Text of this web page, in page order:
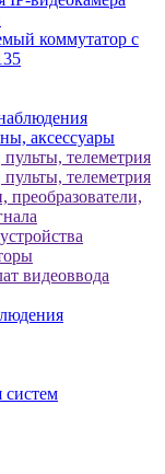
коммутатор с
аксессуары
телеметрия
телеметрия
преобразователи,
видеоввода
систем